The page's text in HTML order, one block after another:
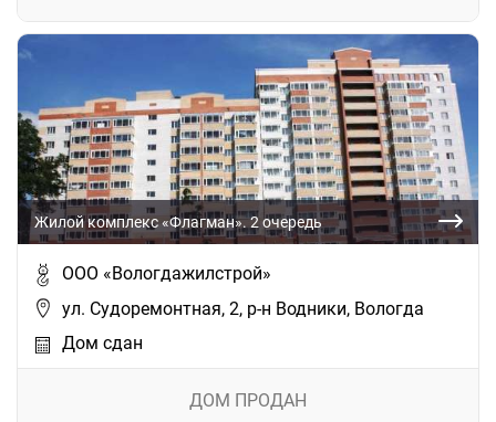
Жилой комплекс «Флагман». 2 очередь
ООО «Вологдажилстрой»
ул. Судоремонтная, 2, р-н Водники, Вологда
Дом сдан
ДОМ ПРОДАН